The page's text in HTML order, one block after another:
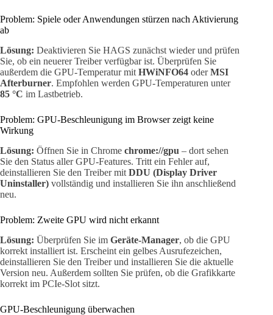
Problem: Spiele oder Anwendungen stürzen nach Aktivierung
ab
Lösung: Deaktivieren Sie HAGS zunächst wieder und prüfen
Sie, ob ein neuerer Treiber verfügbar ist. Überprüfen Sie
außerdem die GPU-Temperatur mit HWiNFO64 oderMSI
Afterburner. Empfohlen werden GPU-Temperaturen unter
85 °C im Lastbetrieb.
Problem: GPU-Beschleunigung im Browser zeigt keine
Wirkung
Lösung: Öffnen Sie in Chrome chrome://gpu – dort sehen
Sie den Status aller GPU-Features. Tritt ein Fehler auf,
deinstallieren Sie den Treiber mit DDU (Display Driver
Uninstaller) vollständig und installieren Sie ihn anschließend
neu.
Problem: Zweite GPU wird nicht erkannt
Lösung: Überprüfen Sie im Geräte-Manager, ob die GPU
korrekt installiert ist. Erscheint ein gelbes Ausrufezeichen,
deinstallieren Sie den Treiber und installieren Sie die aktuelle
Version neu. Außerdem sollten Sie prüfen, ob die Grafikkarte
korrekt im PCIe-Slot sitzt.
GPU-Beschleunigung überwachen